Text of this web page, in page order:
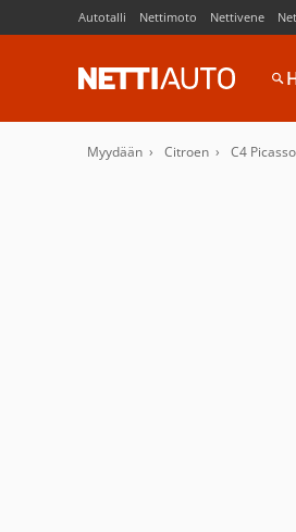
Autotalli Nettimoto Nettivene
Myydään Citroen C4 Picasso